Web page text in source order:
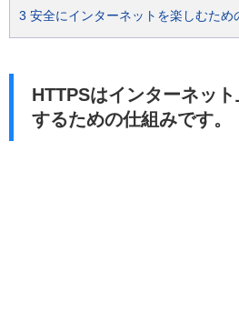
3 安全にインターネットを楽しむため
HTTPSはインターネッ
するための仕組みです。